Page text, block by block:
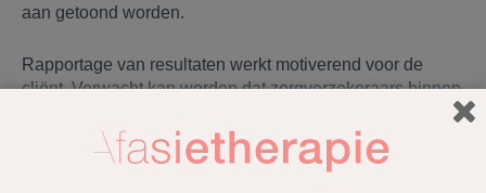
aan getoond worden.
Rapportage van resultaten werkt motiverend voor de
cliënt. Verwacht kan worden dat zorgverzekeraars binnen
naar prestatiebekostiging. Therapieresultaten kunnen
dan eenvoudig aan getoond worden.